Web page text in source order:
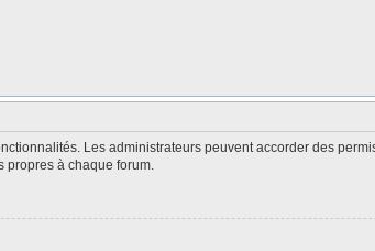
Les administrateurs peuvent accorder des
à chaque forum.